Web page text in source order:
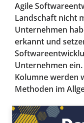
Agile
Landschaft nicht
Unternehmen
erkannt und
Unternehmen
Kolumne werden
Methoden im